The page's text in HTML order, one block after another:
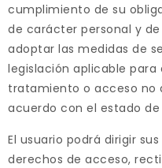
cumplimiento de su
de carácter personal y
adoptar las medidas de
legislación aplicable
tratamiento o acceso no
acuerdo con el estado
El usuario podrá dirigir
derechos de acceso,